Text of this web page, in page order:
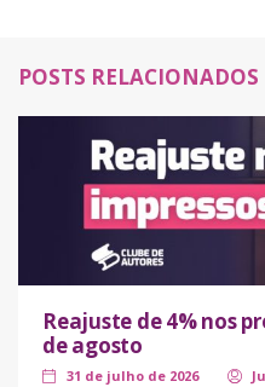
POSTS RELACIONADOS
Reajuste de 4% nos
de agosto
31 de julho de 2026